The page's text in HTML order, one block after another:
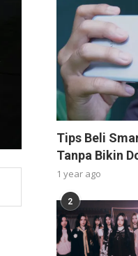
Tips Beli
Tanpa Bikin
1 year ago
2